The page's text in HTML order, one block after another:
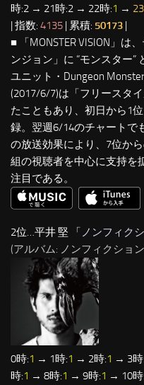
時:2 → 21時:2 → 22時:1 →
| 指数: 4135 | 累積: 50173 |
■ 「MONSTER VISION」は
ンジョン」に “モンスター
ユニット・Dungeon
(2017/6/7)は「フリースタ
たこともあり、初日から1
録。翌週6/14のチャートで
の放送効果により、7位か
組の視聴者を中心に支持を
注目である。
2位…平井 堅 「 ノンフィク
(アルバム: ノンフィクショ
0時:1 → 1時:1 → 2時:1 → 3時:
時:1 → 8時:1 → 9時:1 → 10時: